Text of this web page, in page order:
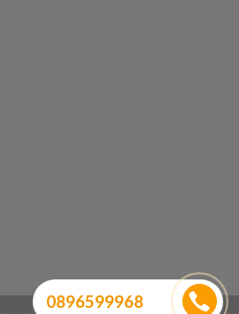
0896599968